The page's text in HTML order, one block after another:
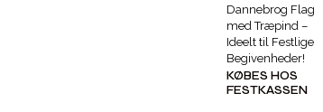
Dannebrog Flag
med Træpind –
Ideelt til Festlige
Begivenheder!
KØBES HOS
FESTKASSEN